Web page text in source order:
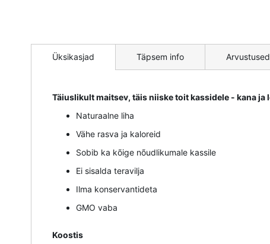
pildigalerii
algusesseÜksikasjad
Täiuslikult maitsev, täis niiske toit kassidele - kana ja
Naturaalne liha
Vähe rasva ja kaloreid
Sobib ka kõige nõudlikumale kassile
Ei sisalda teravilja
Ilma konservantideta
GMO vaba
Koostis
Täpsem info Arvustused